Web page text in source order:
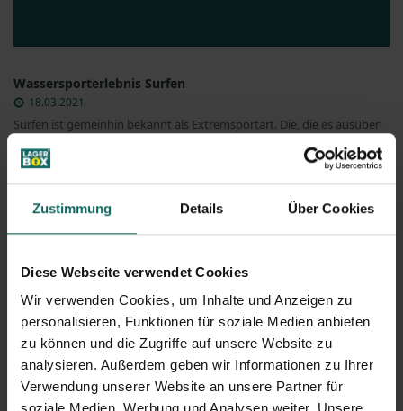
Zustimmung Details Über Cookies
Diese Webseite verwendet Cookies
Wir verwenden Cookies, um Inhalte und Anzeigen zu
personalisieren, Funktionen für soziale Medien anbieten
zu können und die Zugriffe auf unsere Website zu
analysieren. Außerdem geben wir Informationen zu Ihrer
Verwendung unserer Website an unsere Partner für
Wassersporterlebnis Surfen
Surfen ist gemeinhin bekannt als Extremsportart. Die, die es ausüben
18.03.2021